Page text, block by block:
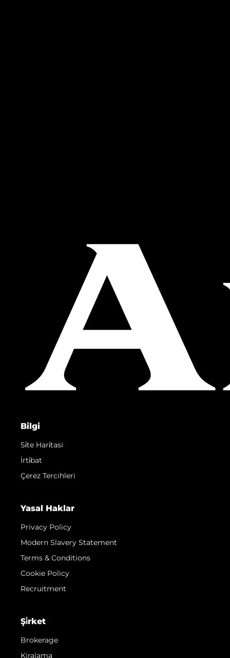
Bilgi
Si̇te Hari̇tasi
İrti̇bat
Çerez Tercihleri
Yasal Haklar
Privacy Policy
Modern Slavery Statement
Terms & Conditions
Cookie Policy
Recruitment
Şi̇rket
Brokerage
Kiralama